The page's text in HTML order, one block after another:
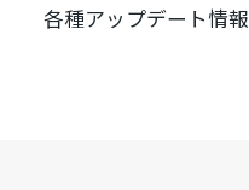
各種アップデート情報